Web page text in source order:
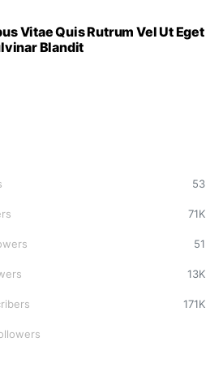
Vitae Quis Rutrum Vel Ut Eget
Blandit
53
71K
51
13K
171K